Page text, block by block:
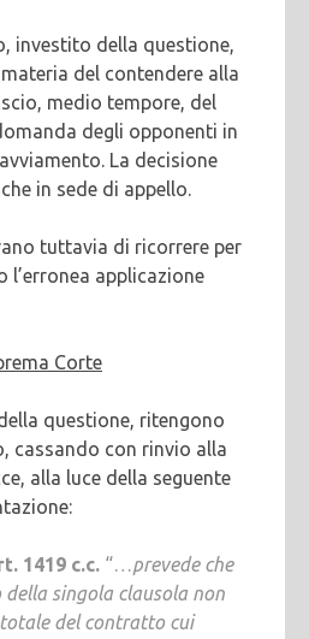
investito della questione,
del contendere alla
medio tempore, del
degli opponenti in
La decisione
in sede di appello.
tuttavia di ricorrere per
l’erronea applicazione
Corte
questione, ritengono
cassando con rinvio alla
alla luce della seguente
1419 c.c. “…prevede che
singola clausola non
del contratto cui